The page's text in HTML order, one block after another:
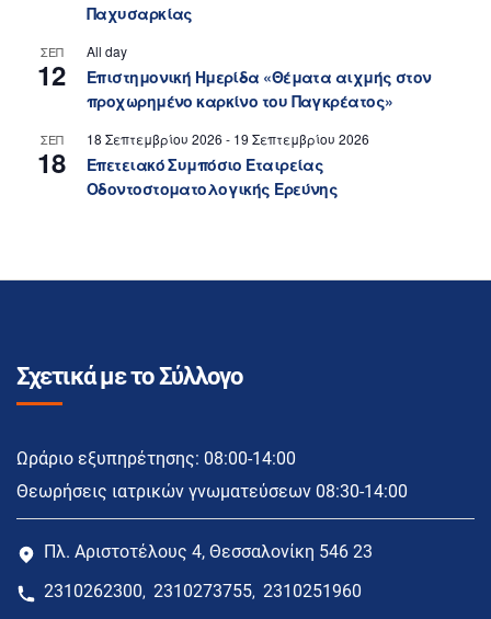
Παχυσαρκίας
ΣΕΠ
12
All day
Επιστημονική Ημερίδα «Θέματα αιχμής στον
προχωρημένο καρκίνο του Παγκρέατος»
ΣΕΠ
18
18 Σεπτεμβρίου 2026 - 19 Σεπτεμβρίου 2026
Επετειακό Συμπόσιο Εταιρείας
Οδοντοστοματολογικής Ερεύνης
Σχετικά με το Σύλλογο
Ωράριο εξυπηρέτησης: 08:00-14:00
Θεωρήσεις ιατρικών γνωματεύσεων 08:30-14:00
Πλ. Αριστοτέλους 4, Θεσσαλονίκη 546 23
2310262300, 2310273755, 2310251960